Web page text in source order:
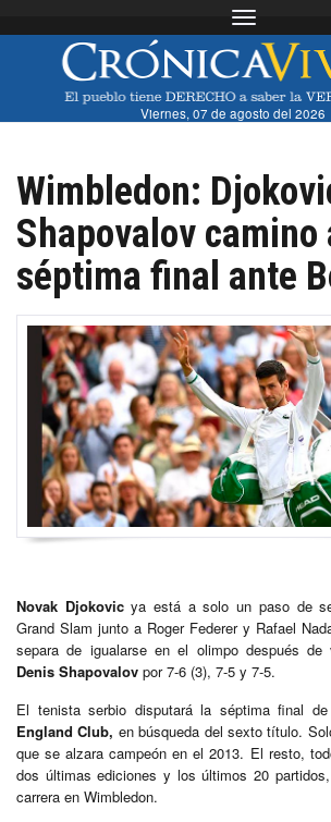
Toggle
Viernes, 07 de agosto del 2026
Wimbledon:
Shapovalov camino
séptima final ante
Novak Djokovicya está a solo un paso de
Grand Slam junto a Roger Federer y Rafael
separa de igualarse en el olimpo después de
Denis Shapovalov por 7-6 (3), 7-5 y 7-5.
El tenista serbio disputará la séptima final
England Club, en búsqueda del sexto título.
que se alzara campeón en el 2013. El resto,
dos últimas ediciones y los últimos 20
carrera en Wimbledon.